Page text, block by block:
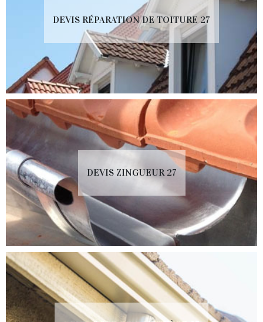
DEVIS RÉPARATION DE TOITURE 27
DEVIS ZINGUEUR 27